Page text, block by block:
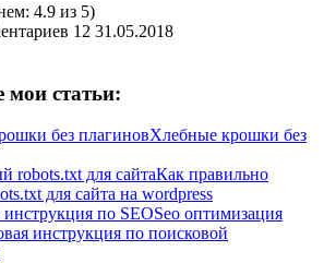
4.9 из 5)
12 31.05.2018
мои статьи:
Хлебные крошки без
Как правильно
для сайта на wordpress
Seo оптимизация
инструкция по поисковой